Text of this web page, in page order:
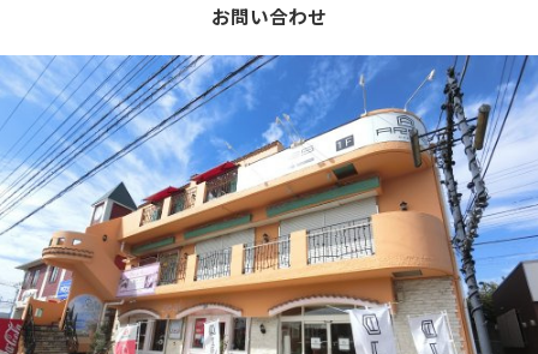
お問い合わせ